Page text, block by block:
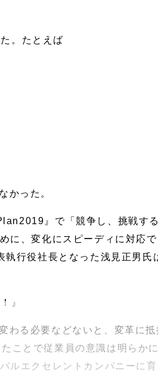
。たとえば
かった。
』で「競争し、挑戦す
に、変化にスピーディに対応
行役社長となった浅見正男氏
』
わる必要などないと、変革に
ことで従業員の意識は明らか
ルエクセレントカンパニーに